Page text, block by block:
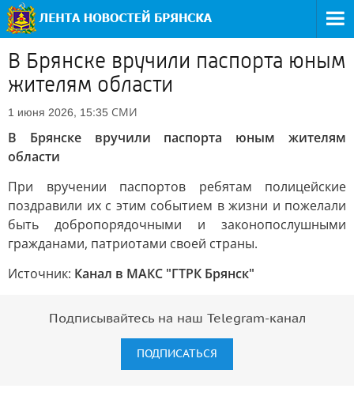
В Брянске вручили паспорта юным
жителям области
1 июня 2026, 15:35 СМИ
В Брянске вручили паспорта юным жителям
области
При вручении паспортов ребятам полицейские
поздравили их с этим событием в жизни и пожелали
быть добропорядочными и законопослушными
гражданами, патриотами своей страны.
Источник: Канал в МАКС "ГТРК Брянск"
Подписывайтесь на наш Telegram-канал
ПОДПИСАТЬСЯ